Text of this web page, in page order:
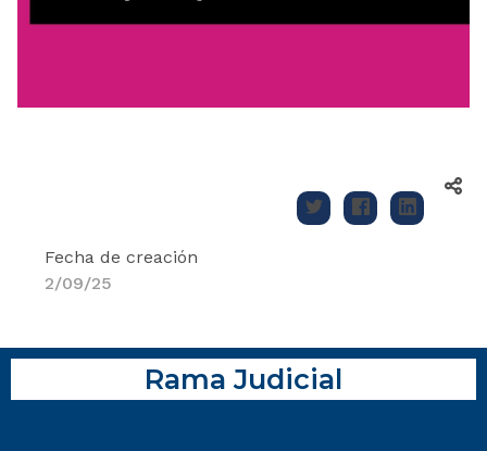
Fecha de creación
2/09/25
Rama Judicial